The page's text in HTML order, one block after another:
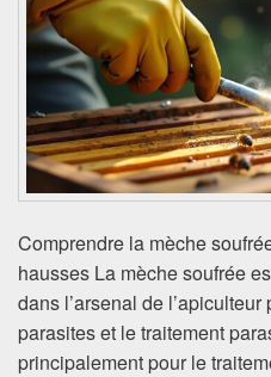
Comprendre la mèche
hausses La mèche soufrée
dans l’arsenal de
parasites et le traitement
principalement pour le